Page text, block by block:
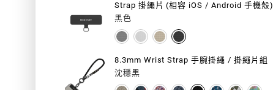
片
組
(相
容
片
組
(相
容
Strap 掛繩片 (相容 iOS / Android 手機殼)
黑色
8.3mm Wrist Strap 手腕掛繩 / 掛繩片組
沈穩黑